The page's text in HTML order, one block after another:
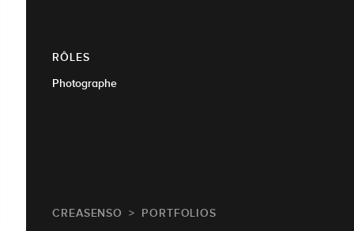
RÔLES
Photographe
CREASENSO PORTFOLIOS